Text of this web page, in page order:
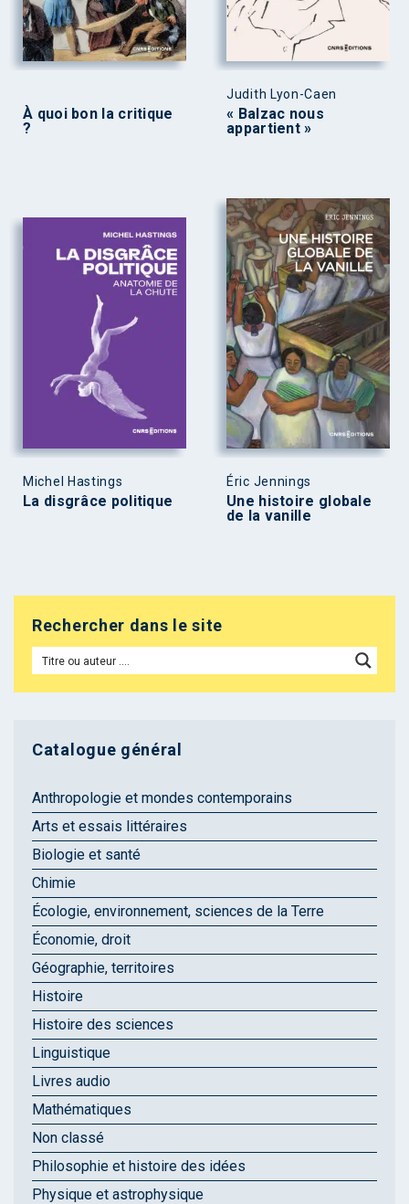
À quoi bon la critique
?
Judith Lyon-Caen
« Balzac nous
appartient »
Michel Hastings
La disgrâce politique
Éric Jennings
Une histoire globale
de la vanille
Rechercher dans le site
Catalogue général
Anthropologie et mondes contemporains
Arts et essais littéraires
Biologie et santé
Chimie
Écologie, environnement, sciences de la Terre
Économie, droit
Géographie, territoires
Histoire
Histoire des sciences
Linguistique
Livres audio
Mathématiques
Non classé
Philosophie et histoire des idées
Physique et astrophysique